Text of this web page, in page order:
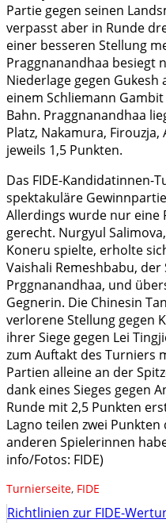
Partie gegen seinen
verpasst aber in Runde
einer besseren Stellung
Praggnanandhaa besiegt
Niederlage gegen Gukesh
einem Schliemann
Bahn. Praggnanandhaa
Platz, Nakamura,
jeweils 1,5 Punkten.
Das FIDE-Kandidatinnen-
spektakuläre
Allerdings wurde nur eine
gerecht. Nurgyul
Koneru spielte, erholte
Vaishali Remeshbabu, der
Prggnanandhaa, und
Gegnerin. Die Chinesin
verlorene Stellung gegen
ihrer Siege gegen Lei
zum Auftakt des Turniers
Partien alleine an der
dank eines Sieges gegen
Runde mit 2,5 Punkten
Lagno teilen zwei
anderen Spielerinnen
info/Fotos: FIDE)
Turnierseite, FIDE
Richtlinien zur FIDE-